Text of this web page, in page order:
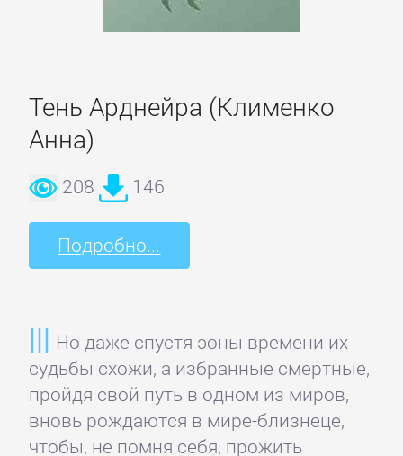
Тень Арднейра (Клименко
Анна)
208 146
Подробно...
Но даже спустя эоны времени их
судьбы схожи, а избранные смертные,
пройдя свой путь в одном из миров,
вновь рождаются в мире-близнеце,
чтобы, не помня себя, прожить
детские
книги
Книги
детей:
прочее
Учебная
литература